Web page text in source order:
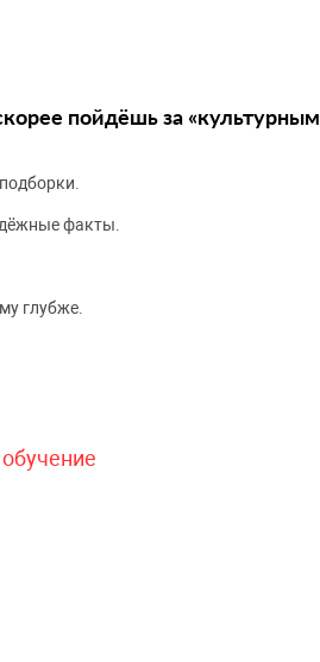
пойдёшь за «культурным
факты.
глубже.